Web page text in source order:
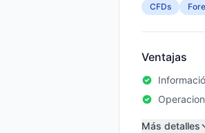
CFDs
Ventajas
Más detalles